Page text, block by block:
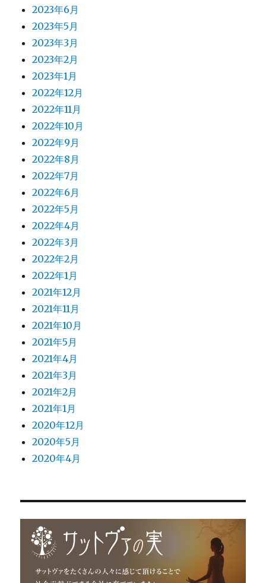
2023年6月
2023年5月
2023年3月
2023年2月
2023年1月
2022年12月
2022年11月
2022年10月
2022年9月
2022年8月
2022年7月
2022年6月
2022年5月
2022年4月
2022年3月
2022年2月
2022年1月
2021年12月
2021年11月
2021年10月
2021年5月
2021年4月
2021年3月
2021年2月
2021年1月
2020年12月
2020年5月
2020年4月